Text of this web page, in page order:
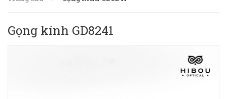
Gọng kính GD8241